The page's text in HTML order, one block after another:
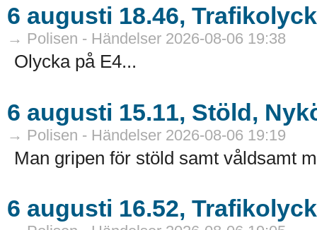
6 augusti 18.46,
→ Polisen - Händelser 2026-08-06 19:38
Olycka på E4...
6 augusti 15.11, Stöld,
→ Polisen - Händelser 2026-08-06 19:19
Man gripen för stöld samt våldsamt
6 augusti 16.52,